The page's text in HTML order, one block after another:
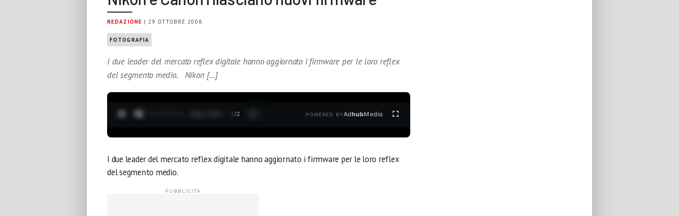
REDAZIONE | 29 OTTOBRE 2008
FOTOGRAFIA
I due leader del mercato reflex digitale hanno aggiornato i firmware per le loro reflex
del segmento medio. Nikon […]
1 /2 POWERED BYAdhubMedia
I due leader del mercato reflex digitale hanno aggiornato i firmware per le loro reflex
del segmento medio.